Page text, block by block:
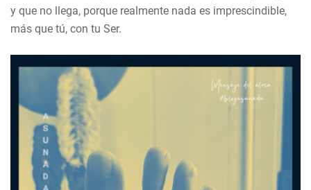
y que no llega, porque realmente nada es imprescindible,
más que tú, con tu Ser.